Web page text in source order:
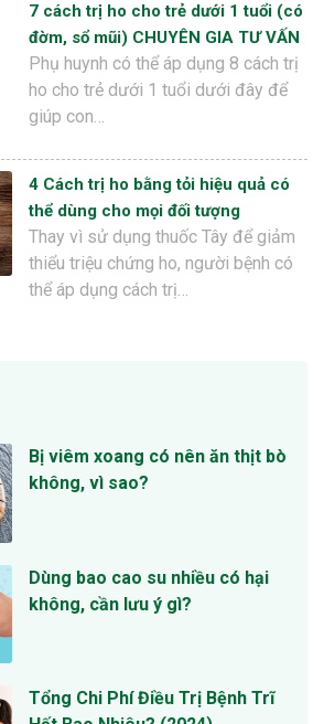
7 cách trị ho cho trẻ dưới 1 tuổi (có
đờm, sổ mũi) CHUYÊN GIA TƯ VẤN
Phụ huynh có thể áp dụng 8 cách trị
ho cho trẻ dưới 1 tuổi dưới đây để
giúp con…
4 Cách trị ho bằng tỏi hiệu quả có
thể dùng cho mọi đối tượng
Thay vì sử dụng thuốc Tây để giảm
thiểu triệu chứng ho, người bệnh có
thể áp dụng cách trị…
Bị viêm xoang có nên ăn thịt bò
không, vì sao?
Dùng bao cao su nhiều có hại
không, cần lưu ý gì?
Tổng Chi Phí Điều Trị Bệnh Trĩ